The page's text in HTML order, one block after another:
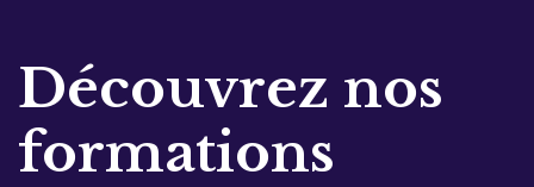
Découvrez nos
formations